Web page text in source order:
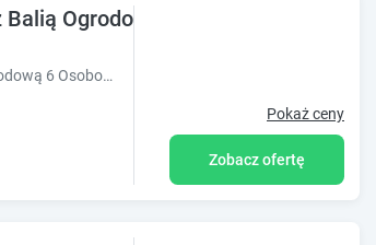
Ogrodową 6 Osobowy
Obiekt Domek Całoroczny z Bali na Mazurach z Balią Ogrodową 6 Osobowy położony jest w miejscowości Miłki i oferuje widok na rzekę. Odległoś?
Pokaż ceny
Zobacz ofertę